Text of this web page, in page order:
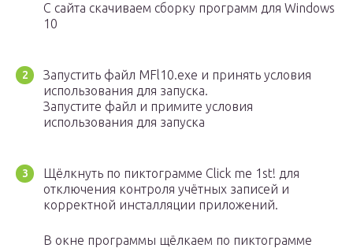
С сайта скачиваем сборку программ для Windows
10
Запустить файл MFl10.exe и принять условия
использования для запуска.
Запустите файл и примите условия
использования для запуска
Щёлкнуть по пиктограмме Click me 1st! для
отключения контроля учётных записей и
корректной инсталляции приложений.
В окне программы щёлкаем по пиктограмме